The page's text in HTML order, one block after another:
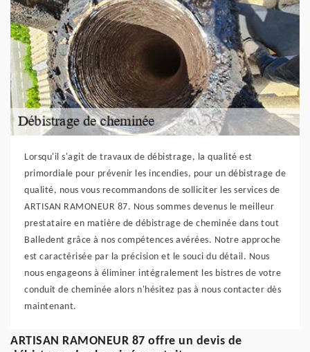
Lorsqu'il s'agit de travaux de débistrage, la qualité est
primordiale pour prévenir les incendies, pour un débistrage de
qualité, nous vous recommandons de solliciter les services de
ARTISAN RAMONEUR 87. Nous sommes devenus le meilleur
prestataire en matière de débistrage de cheminée dans tout
Balledent grâce à nos compétences avérées. Notre approche
est caractérisée par la précision et le souci du détail. Nous
nous engageons à éliminer intégralement les bistres de votre
conduit de cheminée alors n'hésitez pas à nous contacter dès
maintenant.
ARTISAN RAMONEUR 87 offre un devis de